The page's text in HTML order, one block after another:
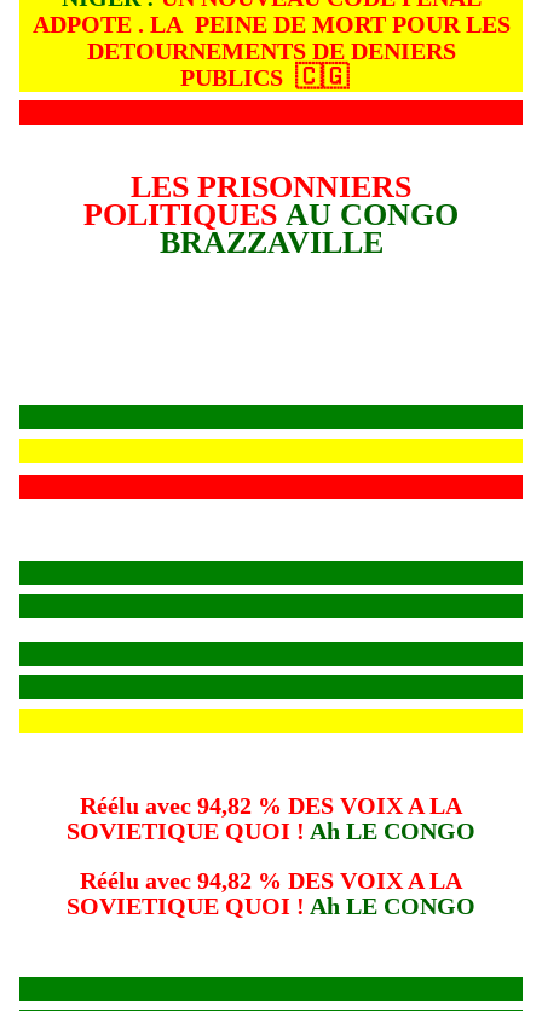
ADPOTE . LA PEINE DE MORT POUR LES
DETOURNEMENTS DE DENIERS
PUBLICS 🇨🇬
LES PRISONNIERS
POLITIQUES AU CONGO
BRAZZAVILLE
Réélu avec 94,82 % DES VOIX A LA
SOVIETIQUE QUOI ! Ah LE CONGO
Réélu avec 94,82 % DES VOIX A LA
SOVIETIQUE QUOI ! Ah LE CONGO